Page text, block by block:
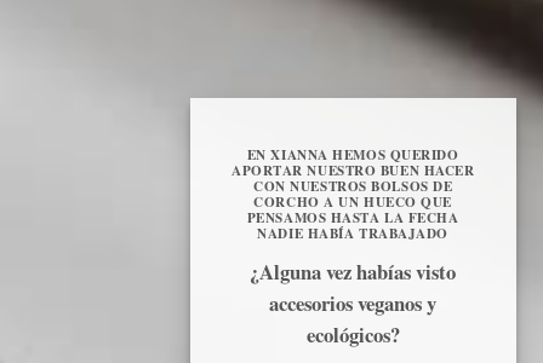
EN XIANNA HEMOS QUERIDO
APORTAR NUESTRO BUEN HACER
CON NUESTROS BOLSOS DE
CORCHO A UN HUECO QUE
PENSAMOS HASTA LA FECHA
NADIE HABÍA TRABAJADO
¿Alguna vez habías visto
accesorios veganos y
ecológicos?